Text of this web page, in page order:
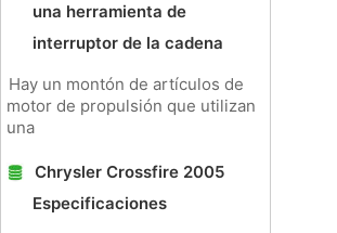
una herramienta de
interruptor de la cadena
Hay un montón de artículos de
motor de propulsión que utilizan
una
Chrysler Crossfire 2005
Especificaciones